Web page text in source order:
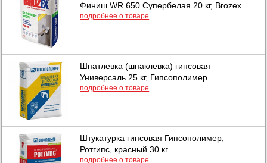
Финиш WR 650 Супербелая 20 кг, Brozex
подробнее о товаре
Шпатлевка (шпаклевка) гипсовая
Универсаль 25 кг, Гипсополимер
подробнее о товаре
Штукатурка гипсовая Гипсополимер,
Ротгипс, красный 30 кг
подробнее о товаре